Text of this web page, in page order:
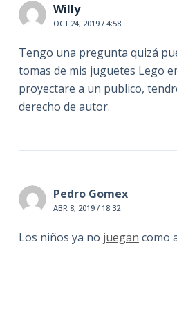
Willy
OCT 24, 2019 / 4:58
Tengo una pregunta quizá
tomas de mis juguetes Lego
proyectare a un publico,
derecho de autor.
Pedro Gomex
ABR 8, 2019 / 18:32
Los niños ya no juegan como